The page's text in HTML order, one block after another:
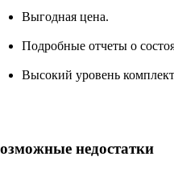
Выгодная цена.
Подробные отчеты о
Высокий уровень
недостатки